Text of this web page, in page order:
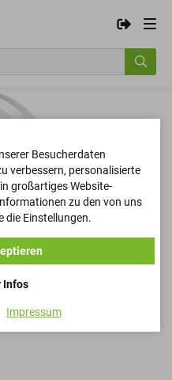
Besucherdaten
verbessern, personalisierte
großartiges Website-
zu den von uns
die Einstellungen.
Infos
Impressum